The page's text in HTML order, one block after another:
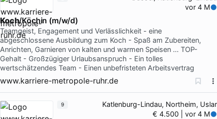
vor 4 M
Koch/Köchin (m/w/d)
Teamgeist, Engagement und Verlässlichkeit - eine
abgeschlossene Ausbildung zum Koch - Spaß am Zubereiten,
Anrichten, Garnieren von kalten und warmen Speisen … TOP-
Gehalt - Großzügiger Urlaubsanspruch - Ein tolles
wertschätzendes Team - Einen unbefristeten Arbeitsvertrag
www.karriere-metropole-ruhr.de
Katlenburg-Lindau, Northeim, Uslar
€ 4.500 | vor 4 M
9